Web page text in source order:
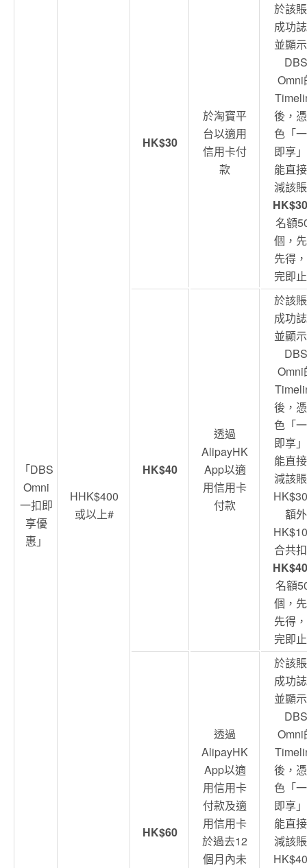
「DBS
Omni
一扣即
享優
惠」
HHK$400
或以上#
HK$30
於淘寶平
台以適用
信用卡付
款
於該
成功
並顯
DBS
Omni
後，
色「
即享
能直
減該
HK$30
名額
個，
先得
完即
HK$40
透過
AlipayHK
App以適
用信用卡
付款
於該
成功
並顯
DBS
Omni
後，
色「
即享
能直
減該
額外
合共
HK$40
名額
個，
先得
完即
HK$60
透過
AlipayHK
App以適
用信用卡
付款及適
用信用卡
於過去12
個月內未
於該
成功
並顯
DBS
Omni
後，
色「
即享
能直
減該